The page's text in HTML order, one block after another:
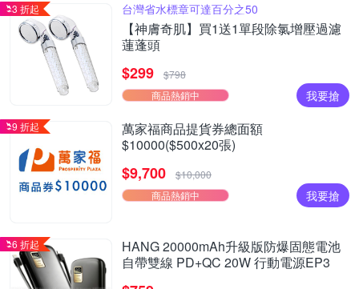
3 折起 台灣省水標章可達百分之50
【神膚奇肌】買1送1單段除氯增壓過濾
蓮蓬頭
$299
$798
商品熱銷中
我要搶
9 折起
萬家福商品提貨券總面額
$10000($500x20張)
$9,700
$10,000
商品熱銷中
我要搶
6 折起
HANG 20000mAh升級版防爆固態電池
自帶雙線 PD+QC 20W 行動電源EP3